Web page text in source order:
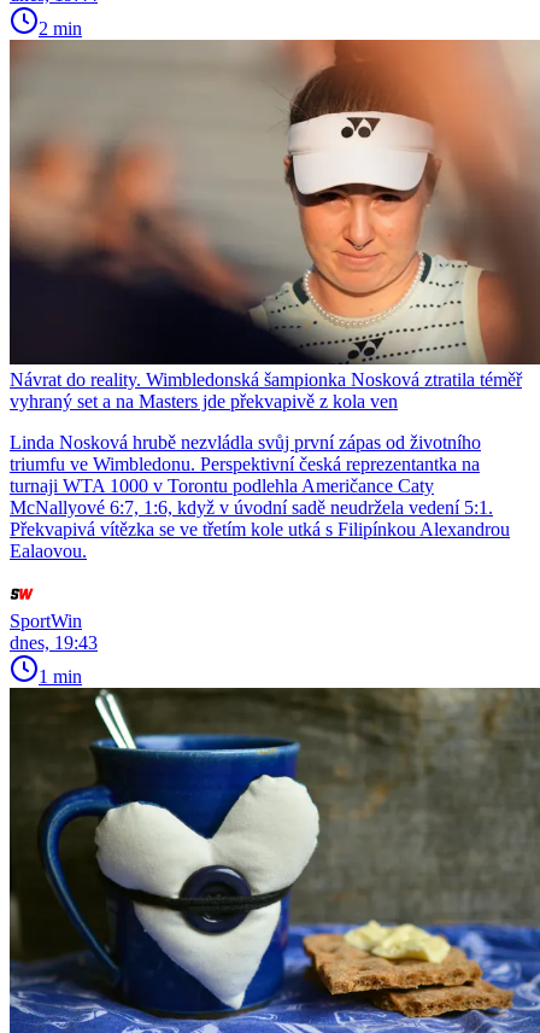
2 min
Návrat do reality. Wimbledonská šampionka Nosková ztratila téměř
vyhraný set a na Masters jde překvapivě z kola ven
Linda Nosková hrubě nezvládla svůj první zápas od životního
triumfu ve Wimbledonu. Perspektivní česká reprezentantka na
turnaji WTA 1000 v Torontu podlehla Američance Caty
McNallyové 6:7, 1:6, když v úvodní sadě neudržela vedení 5:1.
Překvapivá vítězka se ve třetím kole utká s Filipínkou Alexandrou
Ealaovou.
SportWin
dnes, 19:43
1 min